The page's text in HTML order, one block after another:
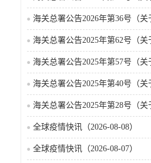
全球疫情快讯（2026-08-08）
全球疫情快讯（2026-08-07）